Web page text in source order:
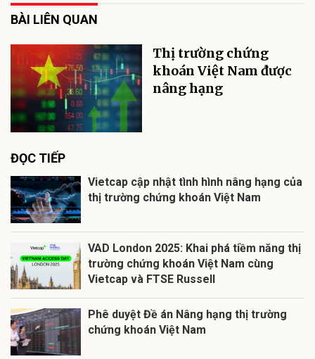
BÀI LIÊN QUAN
Thị trường chứng
khoán Việt Nam được
nâng hạng
ĐỌC TIẾP
Vietcap cập nhật tình hình nâng hạng của
thị trường chứng khoán Việt Nam
VAD London 2025: Khai phá tiềm năng thị
trường chứng khoán Việt Nam cùng
Vietcap và FTSE Russell
Phê duyệt Đề án Nâng hạng thị trường
chứng khoán Việt Nam